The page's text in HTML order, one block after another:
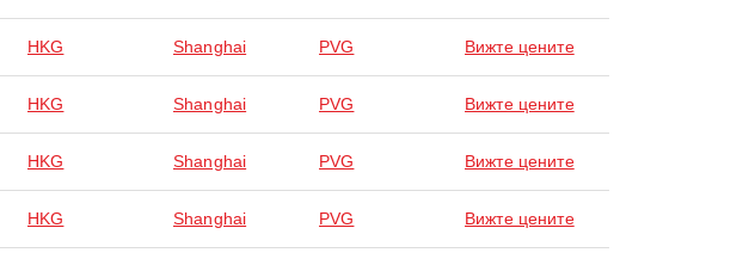
HKG Shanghai PVG Вижте цените
HKG Shanghai PVG Вижте цените
HKG Shanghai PVG Вижте цените
HKG Shanghai PVG Вижте цените